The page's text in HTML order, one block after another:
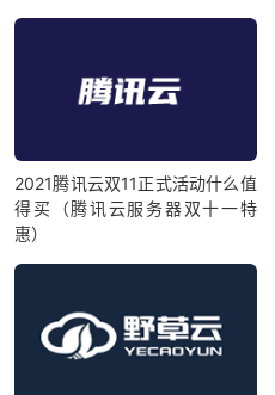
2021腾讯云双11正式活动什么值
得买（腾讯云服务器双十一特
惠）